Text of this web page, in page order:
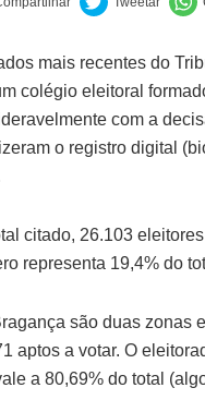
mais recentes do
colégio eleitoral
com a
o registro digital
citado, 26.103
representa 19,4% do
são duas zonas
aptos a votar. O
a 80,69% do total